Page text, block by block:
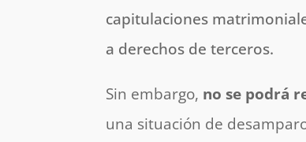
capitulaciones
a derechos de terceros.
Sin embargo, no se podrá
una situación de